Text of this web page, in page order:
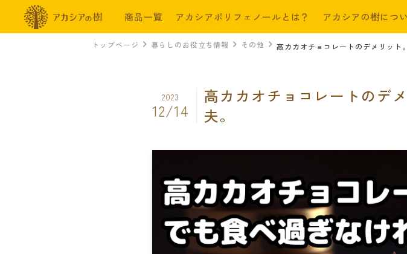
商品一覧 アカシアポリフェノールとは？ アカシアの樹につ
トップページ 暮らしのお役立ち情報 その他 高カカオチョコレートのデメリット
高カカオチョコレートのデ
夫。
2023
12/14